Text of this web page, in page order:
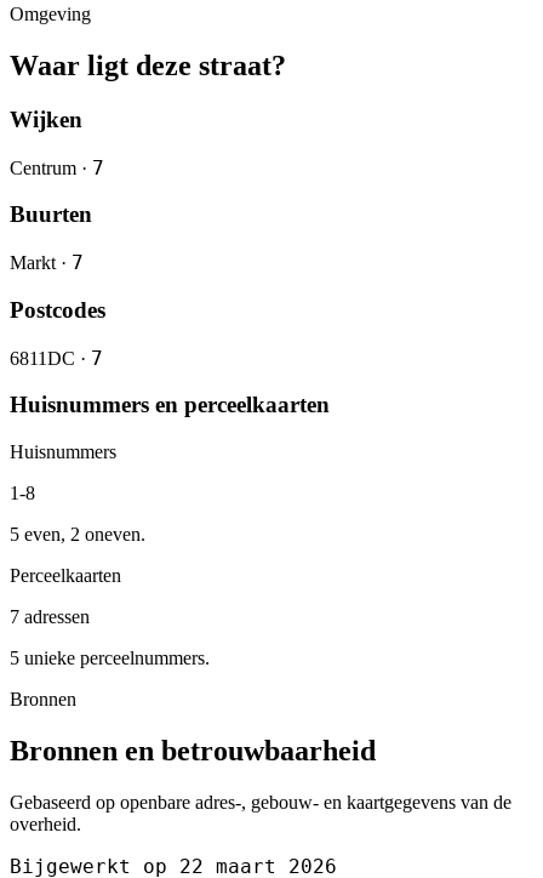
Omgeving
Waar ligt deze straat?
Wijken
Centrum · 7
Buurten
Markt · 7
Postcodes
6811DC · 7
Huisnummers en perceelkaarten
Huisnummers
1-8
5 even, 2 oneven.
Perceelkaarten
7 adressen
5 unieke perceelnummers.
Bronnen
Bronnen en betrouwbaarheid
Gebaseerd op openbare adres-, gebouw- en kaartgegevens van de
overheid.
Bijgewerkt op 22 maart 2026